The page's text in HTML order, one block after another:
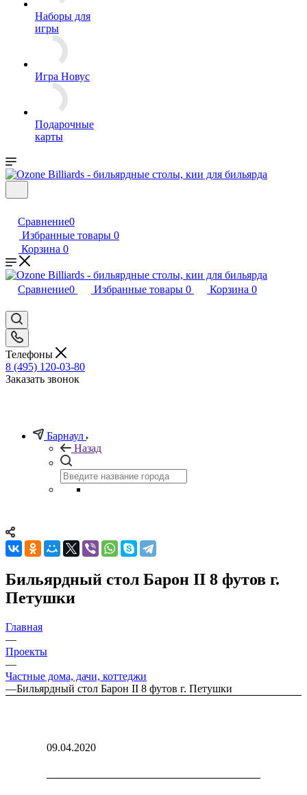
Наборы для
игры
Игра Новус
Подарочные
карты
Сравнение0
Избранные товары 0
Корзина 0
Сравнение0 Избранные товары 0 Корзина 0
Телефоны
8 (495) 120-03-80
Заказать звонок
Барнаул
Назад
Бильярдный стол Барон II 8 футов г.
Петушки
Главная
—
Проекты
—
Частные дома, дачи, коттеджи
—Бильярдный стол Барон II 8 футов г. Петушки
09.04.2020